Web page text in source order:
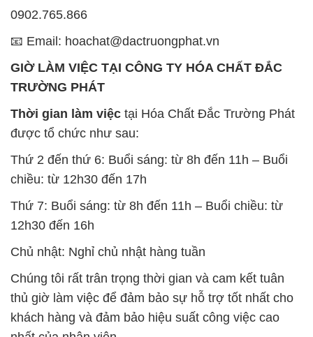
chiều: từ 12h30 đến 17h
Thứ 7: Buổi sáng: từ 8h đến 11h – Buổi chiều: từ
Chủ nhật: Nghỉ chủ nhật hàng tuần
Chúng tôi rất trân trọng thời gian và cam kết tuân
thủ giờ làm việc để đảm bảo sự hỗ trợ tốt nhất cho
nhất của nhân viên.
TRƯỜNG PHÁT
Đông B, Quận Bình Tân, Sài Gòn TP. Hồ Chí
Minh